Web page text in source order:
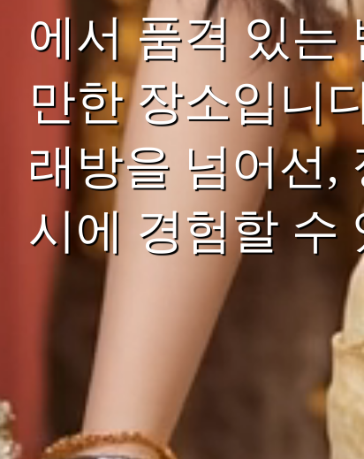
에서 품격 있는
만한 장소입니
래방을 넘어선,
시에 경험할 수